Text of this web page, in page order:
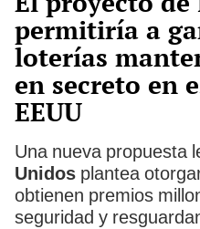
permitiría a
loterías
en secreto en
EEUU
Una nueva propuesta
Unidos plantea
obtienen premios
seguridad y